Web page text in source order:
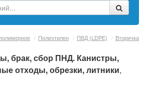
Оборудование
Услуги
Еще
/ Полиэтилен / ПВД (LDPE) / Вторичка
брак, сбор ПНД. Канистры,
отходы, обрезки, литники,